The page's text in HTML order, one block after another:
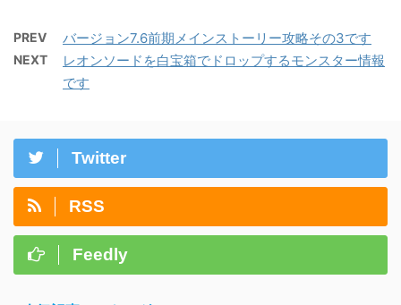
PREV バージョン7.6前期メインストーリー攻略その3です
NEXT
レオンソードを白宝箱でドロップするモンスター情報
です
Twitter
RSS
Feedly